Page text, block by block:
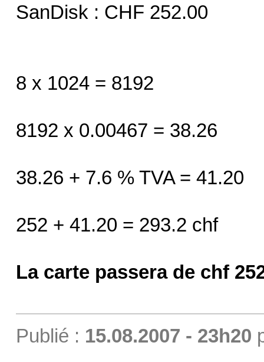
SanDisk : CHF 252.00
8 x 1024 = 8192
8192 x 0.00467 = 38.26
38.26 + 7.6 % TVA = 41.20
252 + 41.20 = 293.2 chf
La carte passera de chf
Publié : 15.08.2007 - 23h20